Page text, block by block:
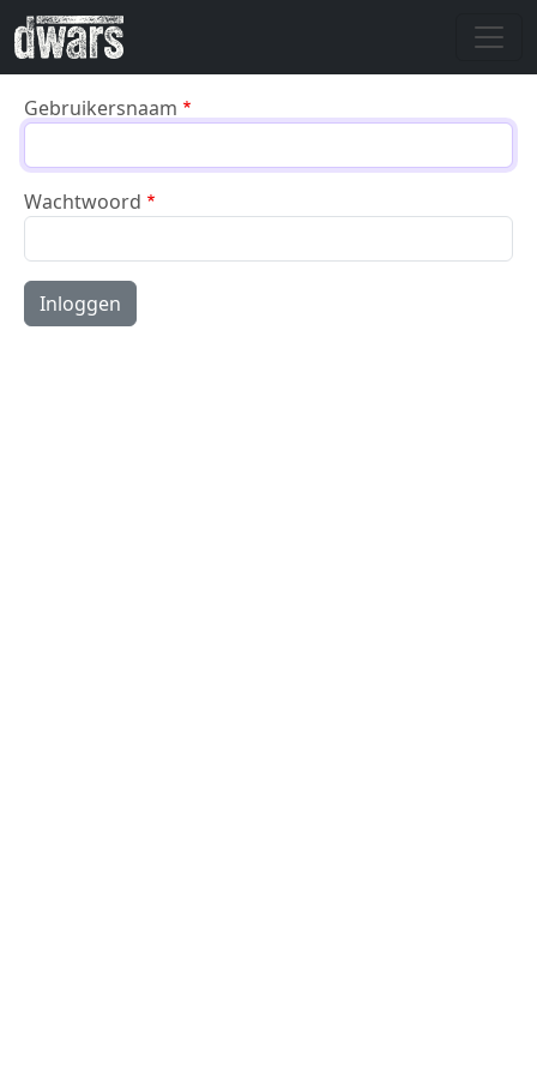
Overslaan en naar de inhoud gaan
Gebruikersnaam
Wachtwoord